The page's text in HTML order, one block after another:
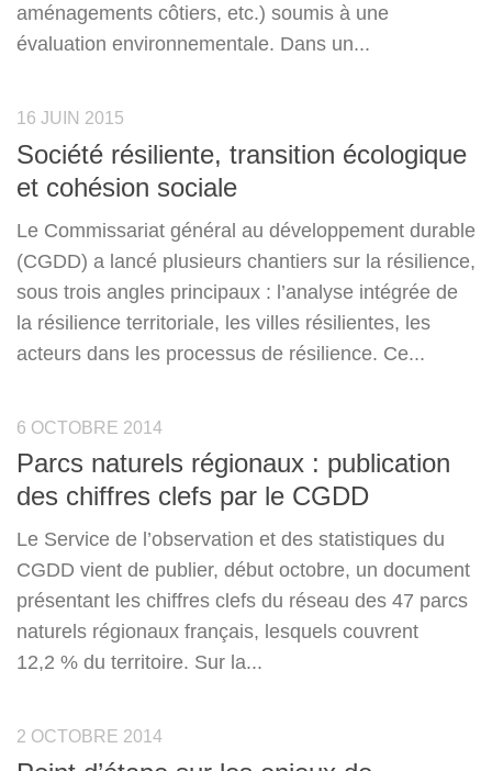
aménagements côtiers, etc.) soumis à une
évaluation environnementale. Dans un...
16 JUIN 2015
Société résiliente, transition écologique
et cohésion sociale
Le Commissariat général au développement durable
(CGDD) a lancé plusieurs chantiers sur la résilience,
sous trois angles principaux : l’analyse intégrée de
la résilience territoriale, les villes résilientes, les
acteurs dans les processus de résilience. Ce...
6 OCTOBRE 2014
Parcs naturels régionaux : publication
des chiffres clefs par le CGDD
Le Service de l’observation et des statistiques du
CGDD vient de publier, début octobre, un document
présentant les chiffres clefs du réseau des 47 parcs
naturels régionaux français, lesquels couvrent
12,2 % du territoire. Sur la...
2 OCTOBRE 2014